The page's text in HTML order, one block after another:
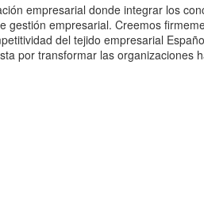
empresarial donde integrar los
empresarial. Creemos
del tejido empresarial
por transformar las organizaciones